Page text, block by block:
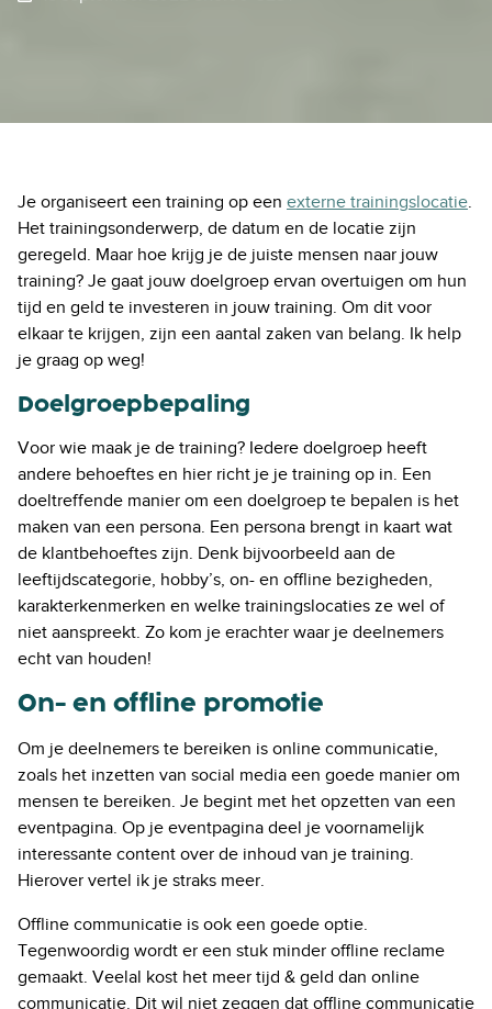
Je organiseert een training op een externe trainingslocatie.
Het trainingsonderwerp, de datum en de locatie zijn
geregeld. Maar hoe krijg je de juiste mensen naar jouw
training? Je gaat jouw doelgroep ervan overtuigen om hun
tijd en geld te investeren in jouw training. Om dit voor
elkaar te krijgen, zijn een aantal zaken van belang. Ik help
je graag op weg!
Doelgroepbepaling
Voor wie maak je de training? Iedere doelgroep heeft
andere behoeftes en hier richt je je training op in. Een
doeltreffende manier om een doelgroep te bepalen is het
maken van een persona. Een persona brengt in kaart wat
de klantbehoeftes zijn. Denk bijvoorbeeld aan de
leeftijdscategorie, hobby’s, on- en offline bezigheden,
karakterkenmerken en welke trainingslocaties ze wel of
niet aanspreekt. Zo kom je erachter waar je deelnemers
echt van houden!
On- en offline promotie
Om je deelnemers te bereiken is online communicatie,
zoals het inzetten van social media een goede manier om
mensen te bereiken. Je begint met het opzetten van een
eventpagina. Op je eventpagina deel je voornamelijk
interessante content over de inhoud van je training.
Hierover vertel ik je straks meer.
Offline communicatie is ook een goede optie.
Tegenwoordig wordt er een stuk minder offline reclame
gemaakt. Veelal kost het meer tijd & geld dan online
communicatie. Dit wil niet zeggen dat offline communicatie